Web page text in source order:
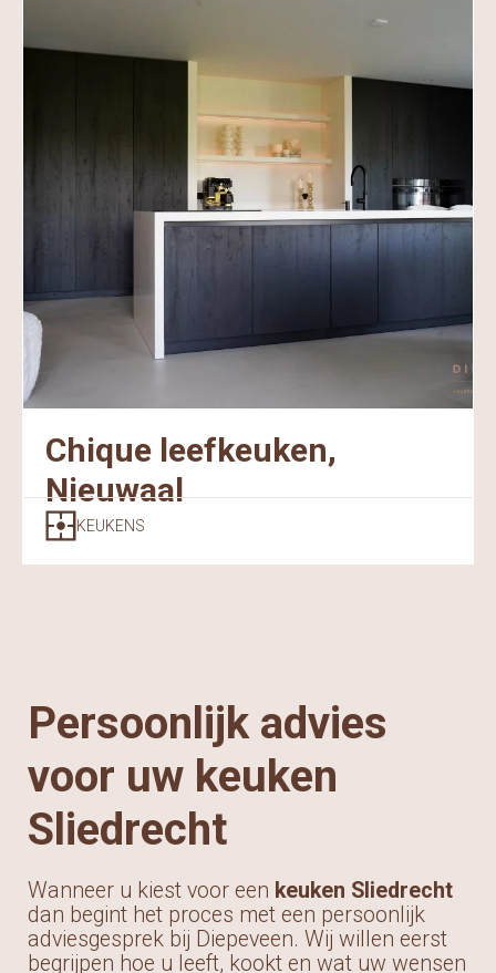
Chique leefkeuken,
Nieuwaal
KEUKENS
Persoonlijk advies
voor uw keuken
Sliedrecht
Wanneer u kiest voor een keuken Sliedrecht
dan begint het proces met een persoonlijk
adviesgesprek bij Diepeveen. Wij willen eerst
begrijpen hoe u leeft, kookt en wat uw wensen